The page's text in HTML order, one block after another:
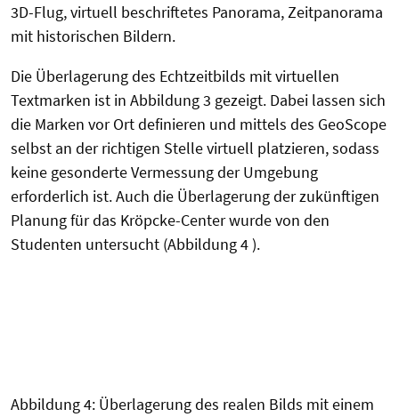
3D-Flug, virtuell beschriftetes Panorama, Zeitpanorama
mit historischen Bildern.
Die Überlagerung des Echtzeitbilds mit virtuellen
Textmarken ist in Abbildung 3 gezeigt. Dabei lassen sich
die Marken vor Ort definieren und mittels des GeoScope
selbst an der richtigen Stelle virtuell platzieren, sodass
keine gesonderte Vermessung der Umgebung
erforderlich ist. Auch die Überlagerung der zukünftigen
Planung für das Kröpcke-Center wurde von den
Studenten untersucht (Abbildung 4 ).
Abbildung 4: Überlagerung des realen Bilds mit einem